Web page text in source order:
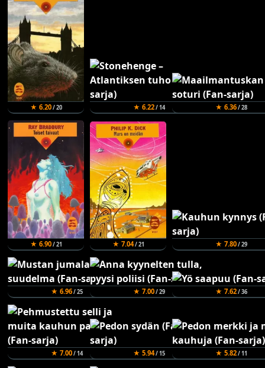
★ 6.20/ 20 ★ 6.22/ 14 ★ 6.36/ 28
★ 6.90/ 21 ★ 7.04/ 21 ★ 7.80/ 29
★ 6.96/ 25 ★ 7.00/ 29 ★ 7.62/ 36
★ 7.00/ 14 ★ 5.94/ 15 ★ 5.82/ 11